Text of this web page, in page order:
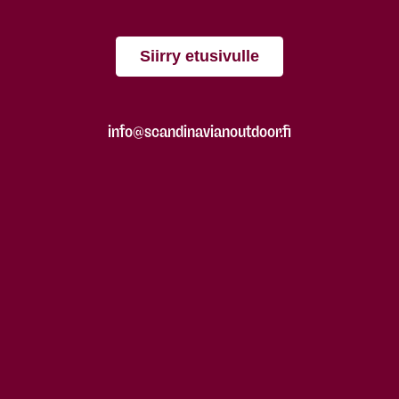
Siirry etusivulle
info@scandinavianoutdoor.fi